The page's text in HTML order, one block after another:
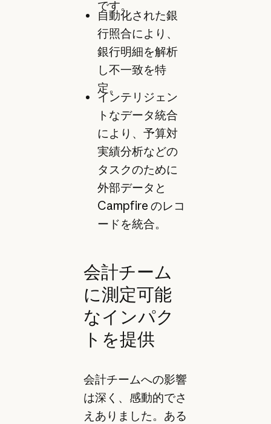
です。
自動化された銀
行照合により、
銀行明細を解析
し不一致を特
定。
インテリジェン
トなデータ統合
により、予算対
実績分析などの
タスクのために
外部データと
Campfire のレコ
ードを統合。
会計チーム
に測定可能
なインパク
トを提供
会計チームへの影響
は深く、感動的でさ
えありました。ある